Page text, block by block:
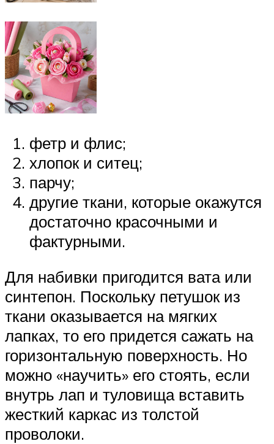
фетр и флис;
хлопок и ситец;
парчу;
другие ткани, которые окажутся
достаточно красочными и
фактурными.
Для набивки пригодится вата или
синтепон. Поскольку петушок из
ткани оказывается на мягких
лапках, то его придется сажать на
горизонтальную поверхность. Но
можно «научить» его стоять, если
внутрь лап и туловища вставить
жесткий каркас из толстой
проволоки.